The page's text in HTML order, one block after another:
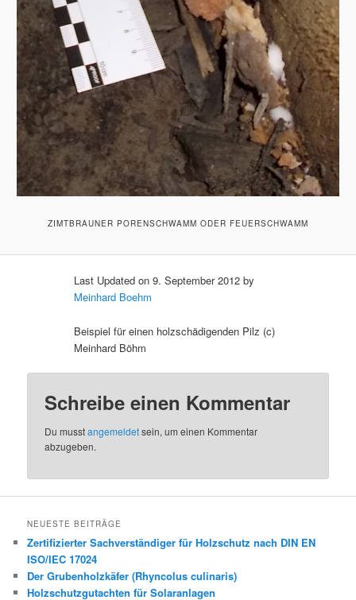
ZIMTBRAUNER PORENSCHWAMM ODER FEUERSCHWAMM
Last Updated on 9. September 2012 by
Meinhard Boehm
Beispiel für einen holzschädigenden Pilz (c)
Meinhard Böhm
Schreibe einen Kommentar
Du musstangemeldetsein, um einen Kommentar
abzugeben.
NEUESTE BEITRÄGE
Zertifizierter Sachverständiger für Holzschutz nach DIN EN
ISO/IEC 17024
Der Grubenholzkäfer (Rhyncolus culinaris)
Holzschutzgutachten für Solaranlagen